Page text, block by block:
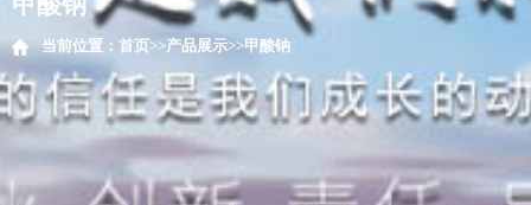
当前位置： 首页>>产品展示>>甲酸钠